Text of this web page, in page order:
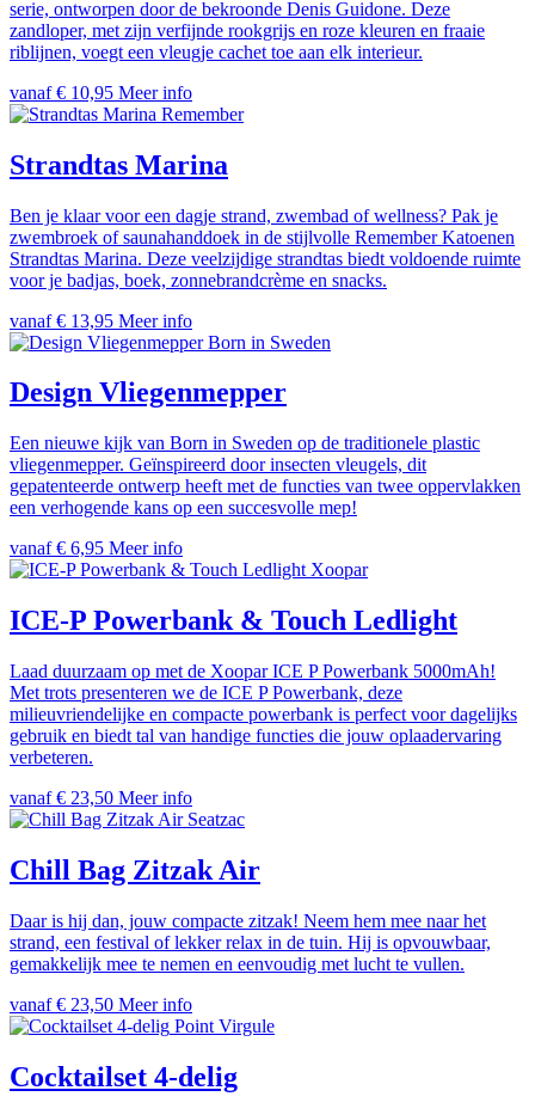
serie, ontworpen door de bekroonde Denis Guidone. Deze
zandloper, met zijn verfijnde rookgrijs en roze kleuren en fraaie
riblijnen, voegt een vleugje cachet toe aan elk interieur.
vanaf € 10,95 Meer info
Remember
Strandtas Marina
Ben je klaar voor een dagje strand, zwembad of wellness? Pak je
zwembroek of saunahanddoek in de stijlvolle Remember Katoenen
Strandtas Marina. Deze veelzijdige strandtas biedt voldoende ruimte
voor je badjas, boek, zonnebrandcrème en snacks.
vanaf € 13,95 Meer info
Born in Sweden
Design Vliegenmepper
Een nieuwe kijk van Born in Sweden op de traditionele plastic
vliegenmepper. Geïnspireerd door insecten vleugels, dit
gepatenteerde ontwerp heeft met de functies van twee oppervlakken
een verhogende kans op een succesvolle mep!
vanaf € 6,95 Meer info
Xoopar
ICE-P Powerbank & Touch Ledlight
Laad duurzaam op met de Xoopar ICE P Powerbank 5000mAh!
Met trots presenteren we de ICE P Powerbank, deze
milieuvriendelijke en compacte powerbank is perfect voor dagelijks
gebruik en biedt tal van handige functies die jouw oplaadervaring
verbeteren.
vanaf € 23,50 Meer info
Seatzac
Chill Bag Zitzak Air
Daar is hij dan, jouw compacte zitzak! Neem hem mee naar het
strand, een festival of lekker relax in de tuin. Hij is opvouwbaar,
gemakkelijk mee te nemen en eenvoudig met lucht te vullen.
vanaf € 23,50 Meer info
Point Virgule
Cocktailset 4-delig